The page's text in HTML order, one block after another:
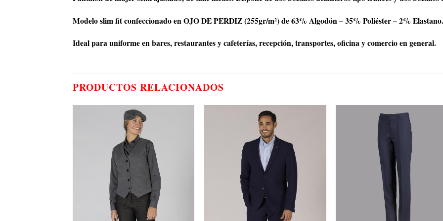
Modelo slim fit confeccionado en OJO DE PERDIZ (255gr/m²) de 63% Algodón – 35% Poliéster – 2% Elastano.
Ideal para uniforme en bares, restaurantes y cafeterías, recepción, transportes, oficina y comercio en general.
PRODUCTOS RELACIONADOS